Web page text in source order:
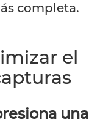
completa.
el
una